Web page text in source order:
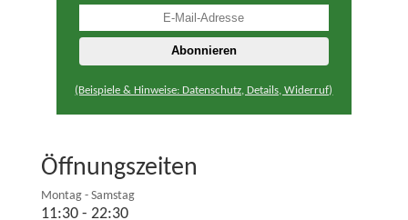
(Beispiele & Hinweise: Datenschutz, Details, Widerruf)
Öffnungszeiten
Montag - Samstag
11:30 - 22:30